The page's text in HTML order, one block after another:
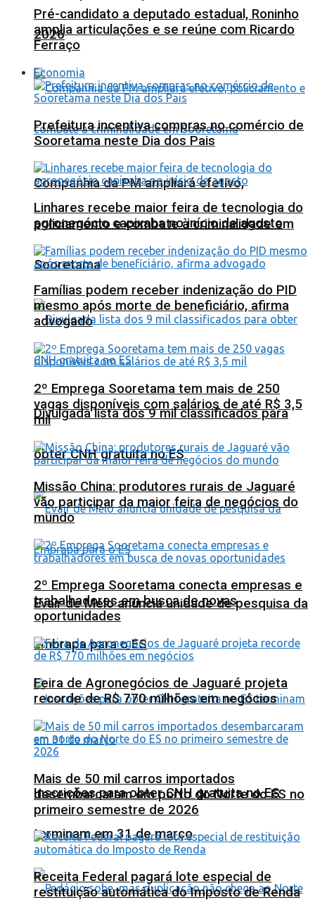
2026
Companhia da PM ampliará efetivo,
policiamento e combate à criminalidade em
Sooretama
Divulgada lista dos 9 mil classificados para
obter CNH gratuita no ES
Evair de Melo anuncia unidade de pesquisa da
Embrapa para o ES
Inscrições para obter CNH gratuita no ES
terminam em 31 de março
Pré-candidato a deputado estadual, Roninho
amplia articulações e se reúne com Ricardo
Ferraço
Economia
Prefeitura incentiva compras no comércio de
Sooretama neste Dia dos Pais
Linhares recebe maior feira de tecnologia do
agronegócio capixaba no início de agosto
Famílias podem receber indenização do PID
mesmo após morte de beneficiário, afirma
advogado
2º Emprega Sooretama tem mais de 250
vagas disponíveis com salários de até R$ 3,5
mil
Missão China: produtores rurais de Jaguaré
vão participar da maior feira de negócios do
mundo
2º Emprega Sooretama conecta empresas e
trabalhadores em busca de novas
oportunidades
Feira de Agronegócios de Jaguaré projeta
recorde de R$ 770 milhões em negócios
Mais de 50 mil carros importados
desembarcaram em porto do Norte do ES no
primeiro semestre de 2026
Receita Federal pagará lote especial de
restituição automática do Imposto de Renda